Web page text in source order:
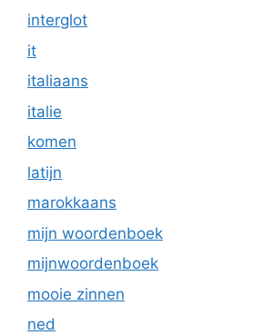
interglot
it
italiaans
italie
komen
latijn
marokkaans
mijn woordenboek
mijnwoordenboek
mooie zinnen
ned